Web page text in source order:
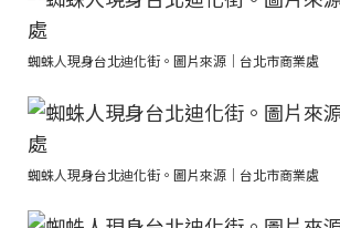
蜘蛛人現身台北迪化街。圖片來源｜台北市商業處
蜘蛛人現身台北迪化街。圖片來源｜台北市商業處